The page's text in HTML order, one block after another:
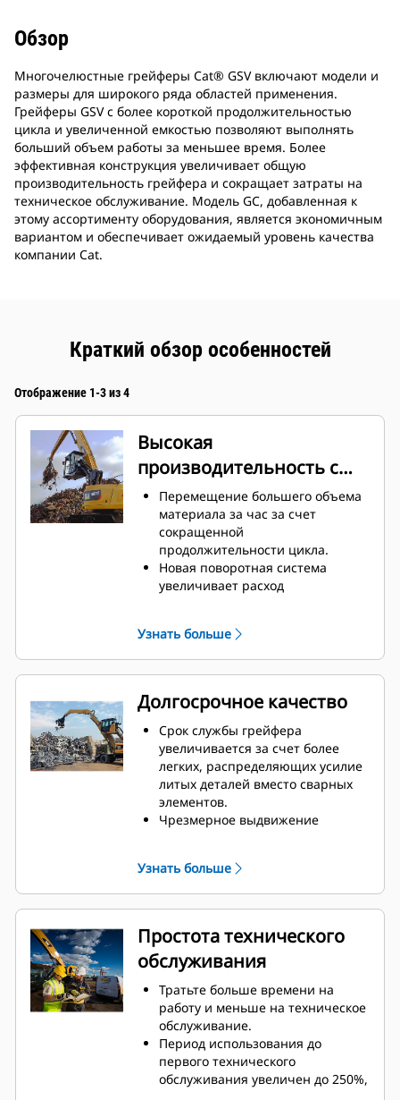
Обзор
Многочелюстные грейферы Cat® GSV включают модели и
размеры для широкого ряда областей применения.
Грейферы GSV с более короткой продолжительностью
цикла и увеличенной емкостью позволяют выполнять
больший объем работы за меньшее время. Более
эффективная конструкция увеличивает общую
производительность грейфера и сокращает затраты на
техническое обслуживание. Модель GC, добавленная к
этому ассортименту оборудования, является экономичным
вариантом и обеспечивает ожидаемый уровень качества
компании Cat.
Краткий обзор особенностей
Отображение 1-3 из 4
Высокая
производительность с
меньшим расходом
топлива
Перемещение большего объема
материала за час за счет
сокращенной
продолжительности цикла.
Новая поворотная система
увеличивает расход
зубьев общий коэффициент
заполнения повышается до 140–
200%.
запрограммированы с учетом
оптимальных настроек
производительности захвата в
целях максимального улучшения
сопряжения и эффективности
машины и грейфера.
Узнать больше
Долгосрочное качество
Срок службы грейфера
увеличивается за счет более
легких, распределяющих усилие
литых деталей вместо сварных
элементов.
Чрезмерное выдвижение
наконечников зубьев
предотвращается с помощью
прочных, износостойких верхних
грейфера.
Прочность, которой вы можете
доверять. Внутренние зубья
монолитной конструкции и
наконечники изготовлены из
высококачественной стали,
устойчивой к истиранию и
износу при трении
металлических поверхностей.
Узнать больше
Простота технического
обслуживания
Тратьте больше времени на
работу и меньше на техническое
обслуживание.
Период использования до
первого технического
обслуживания увеличен до 250%,